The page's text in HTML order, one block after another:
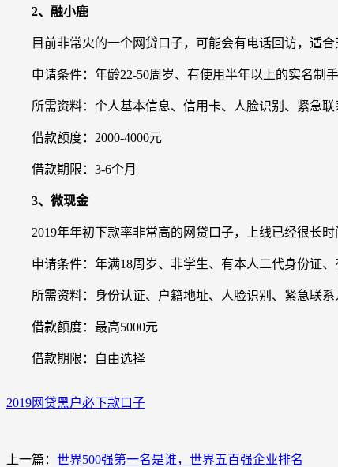
2、融小鹿
目前非常火的一个网贷口子，可能会有电话回访，适合
申请条件：年龄22-50周岁、有使用半年以上的实名制手
所需资料：个人基本信息、信用卡、人脸识别、紧急联
借款额度：2000-4000元
借款期限：3-6个月
3、微现金
2019年年初下款率非常高的网贷口子，上线已经很长时
申请条件：年满18周岁、非学生、有本人二代身份证、
所需资料：身份认证、户籍地址、人脸识别、紧急联系
借款额度：最高5000元
借款期限：自由选择
2019网贷黑户必下款口子
上一篇： 世界500强第一名是谁，世界五百强企业排名